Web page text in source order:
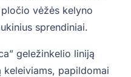
vėžės kelyno
sprendiniai.
geležinkelio liniją
keleiviams, papildomai